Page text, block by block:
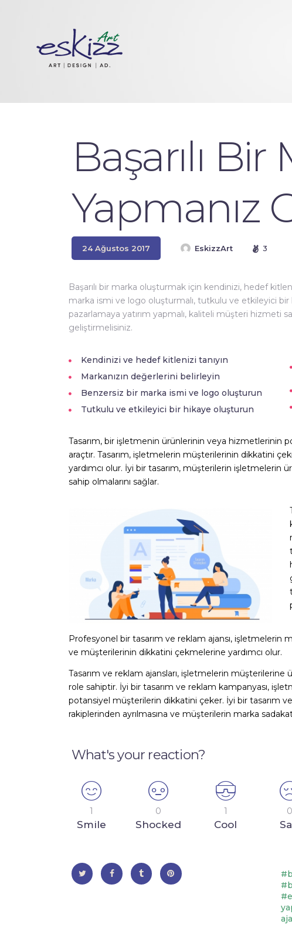
Başarılı
Yapmanız
24 Ağustos 2017 EskizzArt 3
Başarılı bir marka oluşturmak için kendinizi, hedef
marka ismi ve logo oluşturmalı, tutkulu ve etkileyici
pazarlamaya yatırım yapmalı, kaliteli müşteri hizmeti
geliştirmelisiniz.
Kendinizi ve hedef kitlenizi tanıyın
Markanızın değerlerini belirleyin
Benzersiz bir marka ismi ve logo oluşturun
Tutkulu ve etkileyici bir hikaye oluşturun
Tasarım, bir işletmenin ürünlerinin veya hizmetlerinin
araçtır. Tasarım, işletmelerin müşterilerinin dikkatini
yardımcı olur. İyi bir tasarım, müşterilerin işletmelerin
sahip olmalarını sağlar.
Profesyonel bir tasarım ve reklam ajansı, işletmelerin
ve müşterilerinin dikkatini çekmelerine yardımcı olur.
Tasarım ve reklam ajansları, işletmelerin
role sahiptir. İyi bir tasarım ve reklam kampanyası,
potansiyel müşterilerin dikkatini çeker. İyi bir tasarım
rakiplerinden ayrılmasına ve müşterilerin marka
What's your reaction?
1
Smile
0
Shocked
1
Cool
0